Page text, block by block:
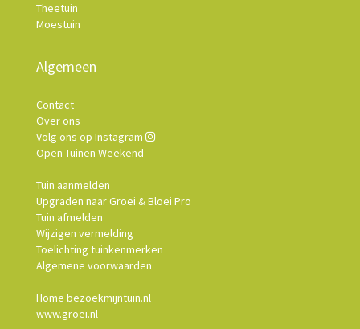
Theetuin
Moestuin
Algemeen
Contact
Over ons
Volg ons op Instagram
Open Tuinen Weekend
Tuin aanmelden
Upgraden naar Groei & Bloei Pro
Tuin afmelden
Wijzigen vermelding
Toelichting tuinkenmerken
Algemene voorwaarden
Home bezoekmijntuin.nl
www.groei.nl